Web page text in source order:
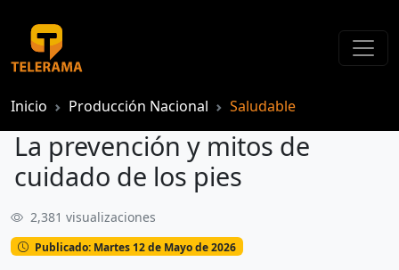
Inicio Producción Nacional Saludable
La prevención y mitos de
cuidado de los pies
La prevención y mitos de cuidado de los pies
2,381 visualizaciones
Publicado: Martes 12 de Mayo de 2026